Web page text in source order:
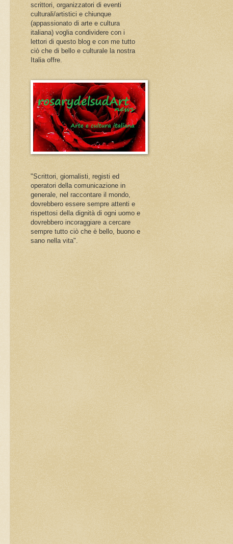
scrittori, organizzatori di eventi
culturali/artistici e chiunque
(appassionato di arte e cultura
italiana) voglia condividere con i
lettori di questo blog e con me tutto
ciò che di bello e culturale la nostra
Italia offre.
"Scrittori, giornalisti, registi ed
operatori della comunicazione in
generale, nel raccontare il mondo,
dovrebbero essere sempre attenti e
rispettosi della dignità di ogni uomo e
dovrebbero incoraggiare a cercare
sempre tutto ciò che è bello, buono e
sano nella vita".